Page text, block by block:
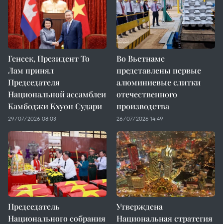
Генсек, Президент То
Лам принял
Председателя
Национальной ассамблеи
Камбоджи Кхуон Судари
29/07/2026 08:03
Во Вьетнаме
представлены первые
алюминиевые слитки
отечественного
производства
26/07/2026 14:49
Председатель
Национального собрания
Утверждена
Национальная стратегия